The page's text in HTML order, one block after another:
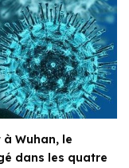
Wuhan, le
dans les quatre